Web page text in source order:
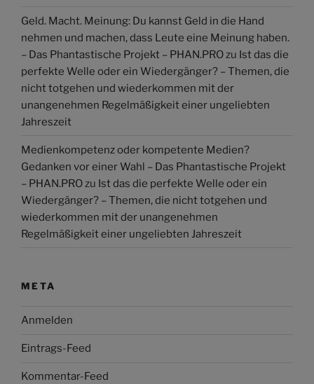
Geld. Macht. Meinung: Du kannst Geld in die Hand
nehmen und machen, dass Leute eine Meinung haben.
– Das Phantastische Projekt – PHAN.PRO zu Ist das die
perfekte Welle oder ein Wiedergänger? – Themen, die
nicht totgehen und wiederkommen mit der
unangenehmen Regelmäßigkeit einer ungeliebten
Jahreszeit
Medienkompetenz oder kompetente Medien?
Gedanken vor einer Wahl – Das Phantastische Projekt
– PHAN.PRO zu Ist das die perfekte Welle oder ein
Wiedergänger? – Themen, die nicht totgehen und
wiederkommen mit der unangenehmen
Regelmäßigkeit einer ungeliebten Jahreszeit
META
Anmelden
Eintrags-Feed
Kommentar-Feed